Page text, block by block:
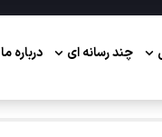
چند رسانه ای درباره ما